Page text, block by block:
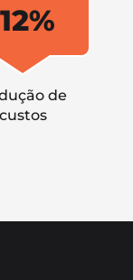
de
custos